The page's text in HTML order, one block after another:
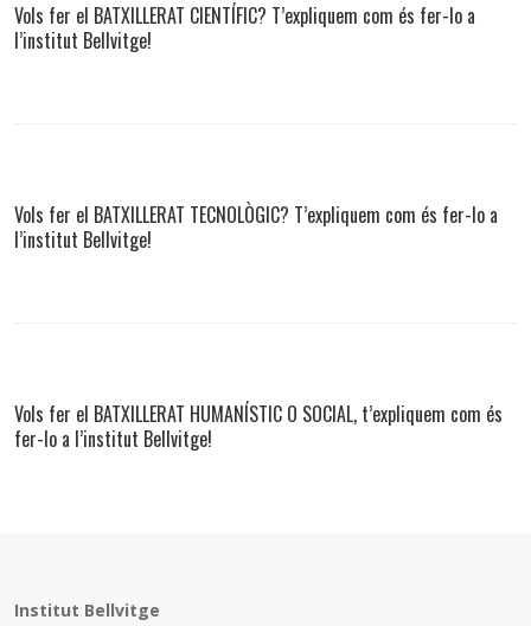
Vols fer el BATXILLERAT CIENTÍFIC? T’expliquem com és fer-lo a
l’institut Bellvitge!
Vols fer el BATXILLERAT TECNOLÒGIC? T’expliquem com és fer-lo a
l’institut Bellvitge!
Vols fer el BATXILLERAT HUMANÍSTIC O SOCIAL, t’expliquem com és
fer-lo a l’institut Bellvitge!
Institut Bellvitge